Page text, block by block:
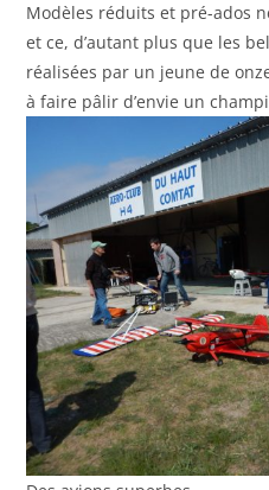
Modèles réduits et pré-ados
et ce, d’autant plus que les
réalisées par un jeune de
à faire pâlir d’envie un